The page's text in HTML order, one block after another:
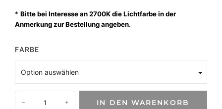
*Bitte bei Interesse an 2700K die Lichtfarbe in der
Anmerkung zur Bestellung angeben.
FARBE
− + IN DEN WARENKORB